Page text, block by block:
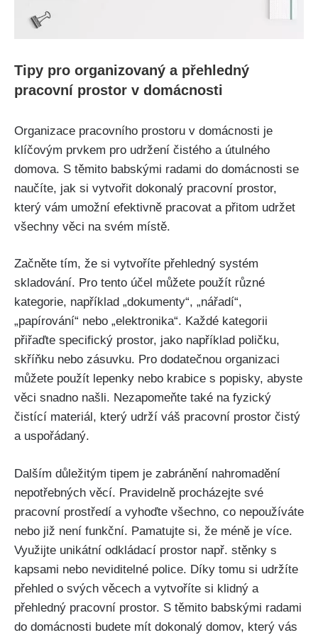
Tipy pro organizovaný a přehledný
pracovní prostor v domácnosti
Organizace pracovního prostoru v domácnosti je
klíčovým prvkem pro udržení čistého‍ a útulného
domova. S těmito babskými radami‍ do domácnosti se
naučíte, jak si vytvořit dokonalý pracovní prostor,
který vám umožní efektivně pracovat a přitom udržet
všechny věci na svém místě.
Začněte tím, že si vytvoříte přehledný systém
skladování. Pro tento účel‌ můžete použít různé
kategorie, například „dokumenty“, „nářadí“,
„papírování“ nebo „elektronika“. Každé kategorii
přiřaďte specifický ⁣prostor, jako například ⁢poličku,
⁣skříňku nebo zásuvku. Pro ​dodatečnou organizaci
můžete použít lepenky ‍nebo krabice s popisky, ‍abyste
věci snadno našli.‍ Nezapomeňte také na fyzický
čistící materiál, který udrží⁢ váš pracovní prostor čistý
a uspořádaný.
Dalším důležitým tipem je ​zabránění nahromadění
nepotřebných věcí. Pravidelně procházejte své
pracovní prostředí a ⁣vyhoďte všechno, co nepoužíváte
nebo již není funkční. Pamatujte si, že méně​ je více.
Využijte unikátní odkládací prostor ⁢např. stěnky s
kapsami nebo neviditelné police. Díky tomu si udržíte
⁤přehled o svých věcech a ⁢vytvoříte si klidný a
přehledný pracovní prostor. S​ těmito babskými radami
⁢do domácnosti budete mít dokonalý domov, který vás